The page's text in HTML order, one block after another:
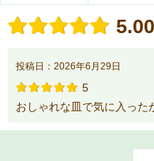
5.00
投稿日：2026年6月29日
5
おしゃれな皿で気に入った